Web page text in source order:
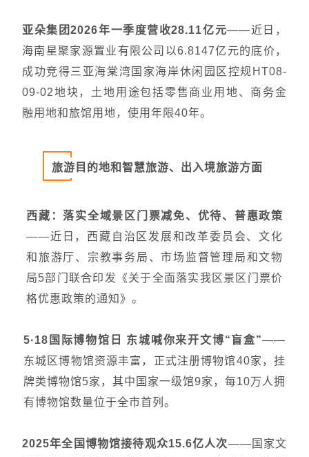
亚朵集团2026年一季度营收28.11亿元——近日，
海南星聚家源置业有限公司以6.8147亿元的底价，
成功竞得三亚海棠湾国家海岸休闲园区控规HT08-
09-02地块，土地用途包括零售商业用地、商务金
融用地和旅馆用地，使用年限40年。
旅游目的地和智慧旅游、出入境旅游方面
西藏：落实全域景区门票减免、优待、普惠政策
——近日，西藏自治区发展和改革委员会、文化
和旅游厅、宗教事务局、市场监督管理局和文物
局5部门联合印发《关于全面落实我区景区门票价
格优惠政策的通知》。
5·18国际博物馆日 东城喊你来开文博“盲盒”——
东城区博物馆资源丰富，正式注册博物馆40家，挂
牌类博物馆5家，其中国家一级馆9家，每10万人拥
有博物馆数量位于全市首列。
2025年全国博物馆接待观众15.6亿人次——国家文